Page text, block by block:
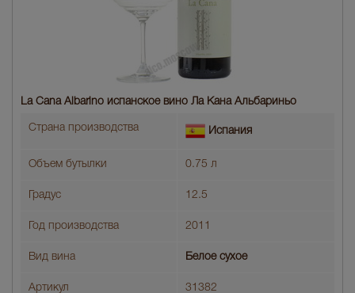
La Cana Albarino испанское вино Ла Кана Альбариньо
Страна производства Испания
Объем бутылки 0.75 л
Градус 12.5
Год производства 2011
Вид вина Белое сухое
Артикул 31382